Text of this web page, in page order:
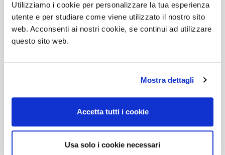
Utilizziamo i cookie per personalizzare la tua esperienza
utente e per studiare come viene utilizzato il nostro sito
web. Acconsenti ai nostri cookie, se continui ad utilizzare
questo sito web.
Mostra dettagli
Accetta tutti i cookie
Usa solo i cookie necessari
Stiamo organizzando degli Open Days molto speciali
presso il nostro DVO Learning+Innovation Center
insieme aRotaliana
Scopri la photogallery